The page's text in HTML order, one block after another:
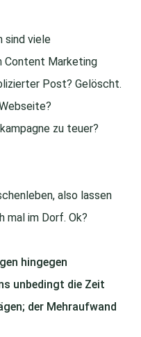
sind viele
Content Marketing
Post? Gelöscht.
zu teuer?
also lassen
mal im Dorf. Ok?
hingegen
unbedingt die Zeit
der Mehraufwand